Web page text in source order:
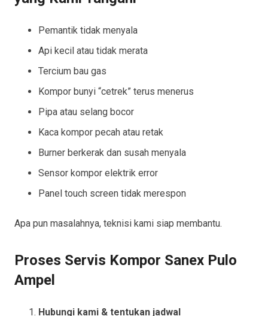
Pemantik tidak menyala
Api kecil atau tidak merata
Tercium bau gas
Kompor bunyi “cetrek” terus menerus
Pipa atau selang bocor
Kaca kompor pecah atau retak
Burner berkerak dan susah menyala
Sensor kompor elektrik error
Panel touch screen tidak merespon
Apa pun masalahnya, teknisi kami siap membantu.
Proses Servis Kompor Sanex Pulo
Ampel
Hubungi kami & tentukan jadwal